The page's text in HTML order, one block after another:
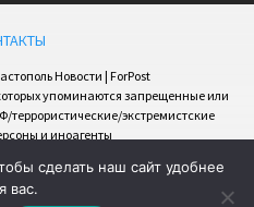
Новости | ForPost
упоминаются запрещенные или
экстремистские
и иноагенты
сделать наш сайт удобнее
вас.